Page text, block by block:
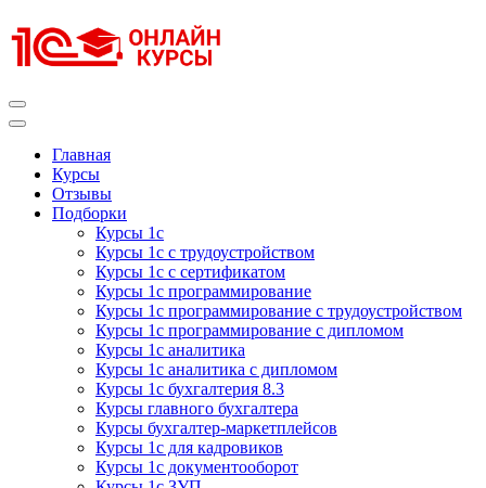
к
содержимому
Главная
Курсы
Отзывы
Подборки
Курсы 1с
Курсы 1с с трудоустройством
Курсы 1с с сертификатом
Курсы 1с программирование
Курсы 1с программирование с трудоустройством
Курсы 1с программирование с дипломом
Курсы 1с аналитика
Курсы 1с аналитика с дипломом
Курсы 1с бухгалтерия 8.3
Курсы главного бухгалтера
Курсы бухгалтер-маркетплейсов
Курсы 1с для кадровиков
Курсы 1с документооборот